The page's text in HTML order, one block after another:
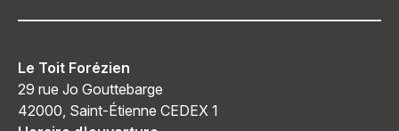
Le Toit Forézien
29 rue Jo Gouttebarge
42000, Saint-Étienne CEDEX 1